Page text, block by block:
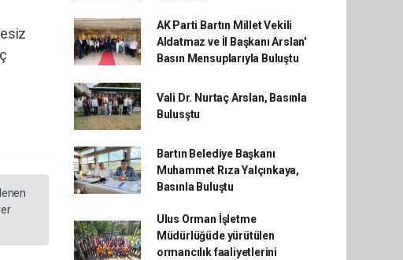
AK Parti Bartın Millet Vekili
Aldatmaz ve İl Başkanı Arslan'
Basın Mensuplarıyla Buluştu
Vali Dr. Nurtaç Arslan, Basınla
Bulusştu
Bartın Belediye Başkanı
Muhammet Rıza Yalçınkaya,
Basınla Buluştu
Ulus Orman İşletme
Müdürlüğüde yürütülen
ormancılık faaliyetlerini